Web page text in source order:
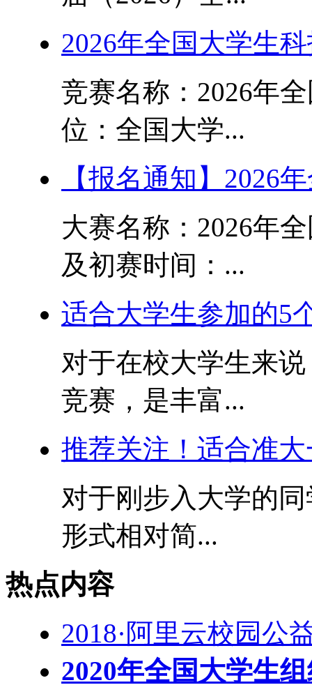
2026年全国大学生
竞赛名称：2026年
位：全国大学...
【报名通知】2026
大赛名称：2026年
及初赛时间：...
适合大学生参加的5
对于在校大学生来
竞赛，是丰富...
推荐关注！适合准
对于刚步入大学的
形式相对简...
热点内容
2018·阿里云校园公
2020年全国大学生